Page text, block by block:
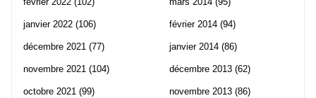
janvier 2022 (106)
décembre 2021 (77)
novembre 2021 (104)
octobre 2021 (99)
février 2014 (94)
janvier 2014 (86)
décembre 2013 (62)
novembre 2013 (86)